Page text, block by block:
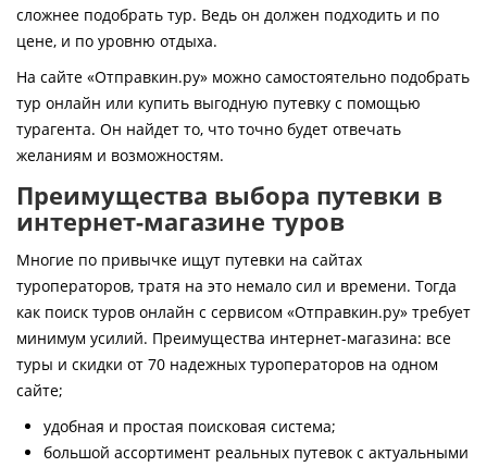
Контакты
сложнее подобрать тур. Ведь он должен подходить и по
цене, и по уровню отдыха.
На сайте «Отправкин.ру» можно самостоятельно подобрать
тур онлайн или купить выгодную путевку с помощью
турагента. Он найдет то, что точно будет отвечать
желаниям и возможностям.
Преимущества выбора путевки в
интернет-магазине туров
Многие по привычке ищут путевки на сайтах
туроператоров, тратя на это немало сил и времени. Тогда
как поиск туров онлайн с сервисом «Отправкин.ру» требует
минимум усилий. Преимущества интернет-магазина: все
туры и скидки от 70 надежных туроператоров на одном
сайте;
удобная и простая поисковая система;
большой ассортимент реальных путевок с актуальными